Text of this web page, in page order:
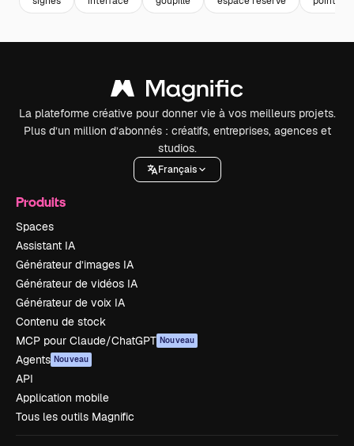
La plateforme créative pour donner vie à vos meilleurs projets.
Plus d’un million d’abonnés : créatifs, entreprises, agences et
studios.
Français
Produits
Spaces
Assistant IA
Générateur d’images IA
Générateur de vidéos IA
Générateur de voix IA
Contenu de stock
MCP pour Claude/ChatGPT Nouveau
Agents Nouveau
API
Application mobile
Tous les outils Magnific